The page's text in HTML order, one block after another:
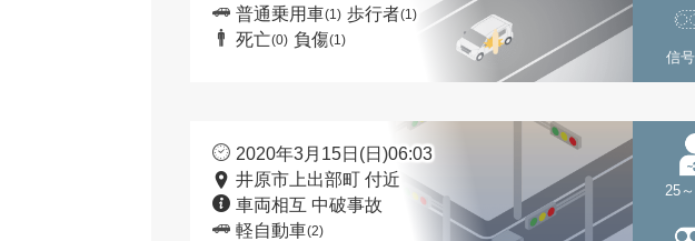
普通乗用車(1) 歩行者(1)
死亡(0) 負傷(1)
信
2020年3月15日(日)06:03
井原市上出部町 付近
車両相互 中破事故
軽自動車(2)
25